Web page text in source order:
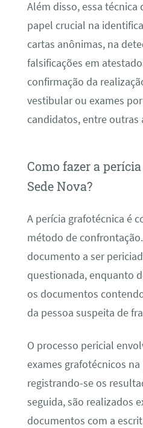
Além disso, essa técnica
papel crucial na
cartas anônimas, na
falsificações em
confirmação da
vestibular ou exames
candidatos, entre outras
Como fazer a
Sede Nova?
A perícia grafotécnica é
método de
documento a ser
questionada, enquanto
os documentos
da pessoa suspeita de
O processo pericial
exames grafotécnicos
registrando-se os
seguida, são realizados
documentos com a